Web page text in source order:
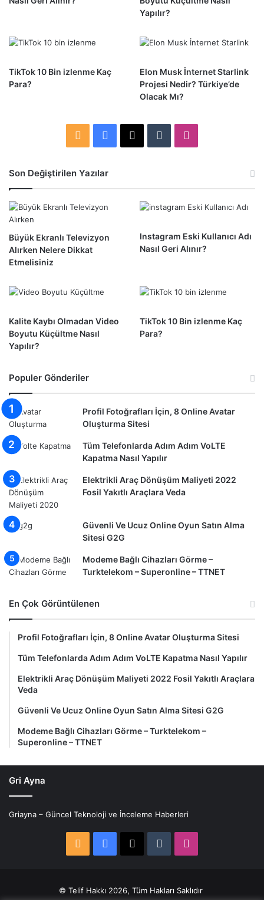
Yapılır?
TikTok 10 Bin izlenme Kaç
Para?
Elon Musk İnternet Starlink
Projesi Nedir? Türkiye’de
Olacak Mı?
Facebook
X Tumblr
Son Değiştirilen Yazılar
Büyük Ekranlı Televizyon
Alırken Nelere Dikkat
Etmelisiniz
Instagram Eski Kullanıcı Adı
Nasıl Geri Alınır?
Kalite Kaybı Olmadan Video
Boyutu Küçültme Nasıl
Yapılır?
TikTok 10 Bin izlenme Kaç
Para?
Populer Gönderiler
Profil Fotoğrafları İçin, 8 Online Avatar
Oluşturma Sitesi
Tüm Telefonlarda Adım Adım VoLTE
Kapatma Nasıl Yapılır
Elektrikli Araç Dönüşüm Maliyeti 2022
Fosil Yakıtlı Araçlara Veda
Güvenli Ve Ucuz Online Oyun Satın Alma
Sitesi G2G
Modeme Bağlı Cihazları Görme –
Turktelekom – Superonline – TTNET
En Çok Görüntülenen
Profil Fotoğrafları İçin, 8 Online Avatar Oluşturma Sitesi
Tüm Telefonlarda Adım Adım VoLTE Kapatma Nasıl Yapılır
Elektrikli Araç Dönüşüm Maliyeti 2022 Fosil Yakıtlı Araçlara
Veda
Güvenli Ve Ucuz Online Oyun Satın Alma Sitesi G2G
Modeme Bağlı Cihazları Görme – Turktelekom –
Superonline – TTNET
Gri Ayna
Griayna – Güncel Teknoloji ve İnceleme Haberleri
Facebook
X Tumblr
© Telif Hakkı 2026, Tüm Hakları Saklıdır